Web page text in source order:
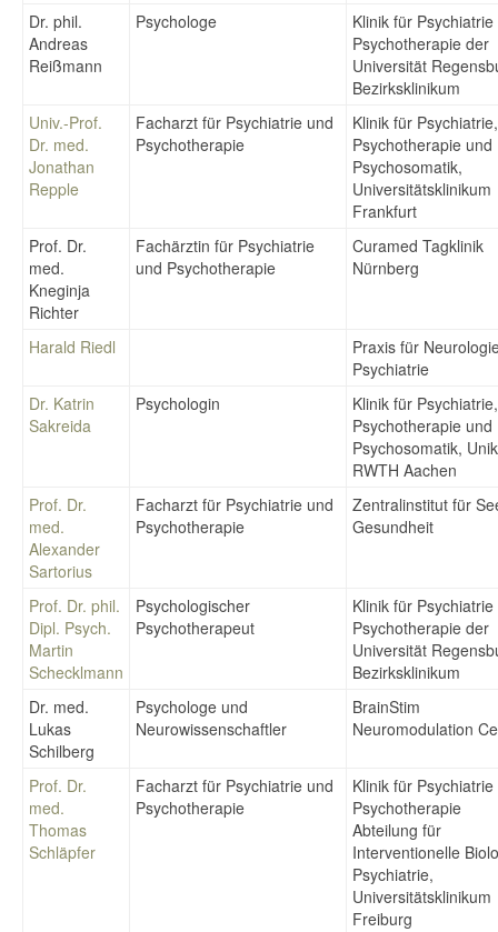
Dr. phil.
Andreas
Reißmann
Psychologe
Klinik für
Psychotherapie der
Universität
Bezirksklinikum
Univ.-Prof.
Dr. med.
Jonathan
Repple
Facharzt für Psychiatrie und
Psychotherapie
Klinik für Psychiatrie,
Psychotherapie und
Psychosomatik,
Universitätsklinikum
Frankfurt
Prof. Dr.
med.
Kneginja
Richter
Fachärztin für Psychiatrie
und Psychotherapie
Curamed Tagklinik
Nürnberg
Harald Riedl
Praxis für
Psychiatrie
Dr. Katrin
Sakreida
Psychologin
Klinik für Psychiatrie,
Psychotherapie und
Psychosomatik,
RWTH Aachen
Prof. Dr.
med.
Alexander
Sartorius
Facharzt für Psychiatrie und
Psychotherapie
Zentralinstitut für
Gesundheit
Prof. Dr. phil.
Dipl. Psych.
Martin
Schecklmann
Psychologischer
Psychotherapeut
Klinik für
Psychotherapie der
Universität
Bezirksklinikum
Dr. med.
Lukas
Schilberg
Psychologe und
Neurowissenschaftler
BrainStim
Neuromodulation
Prof. Dr.
med.
Thomas
Schläpfer
Facharzt für Psychiatrie und
Psychotherapie
Klinik für
Psychotherapie
Abteilung für
Interventionelle
Psychiatrie,
Universitätsklinikum
Freiburg